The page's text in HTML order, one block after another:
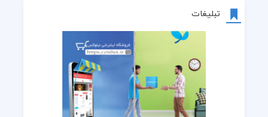
تبلیغات